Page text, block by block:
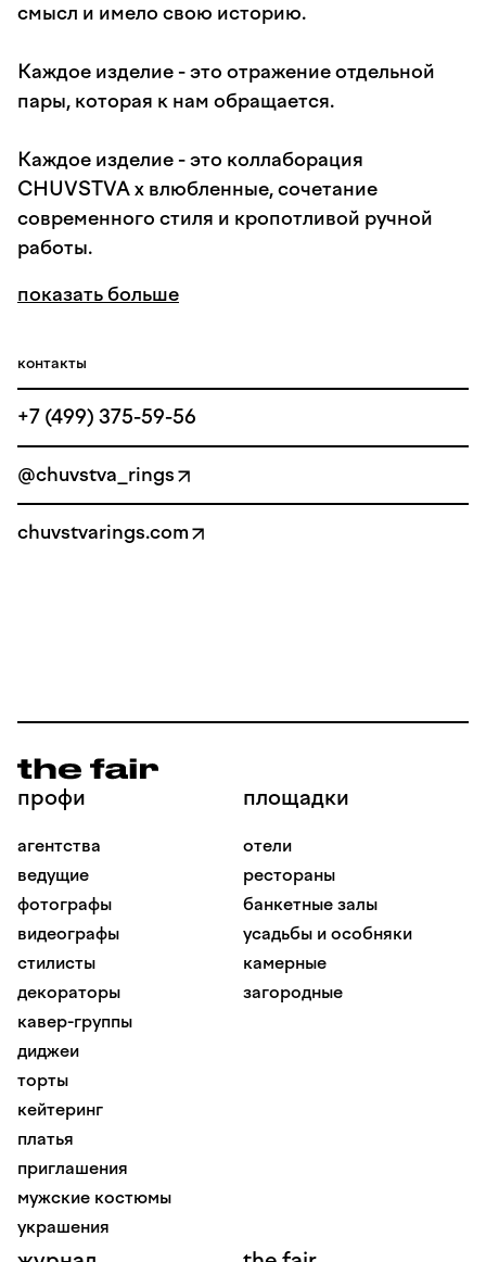
смысл и имело свою историю.
Каждое изделие - это отражение отдельной
пары, которая к нам обращается.
Каждое изделие - это коллаборация
CHUVSTVA x влюбленные, сочетание
современного стиля и кропотливой ручной
работы.
показать больше
контакты
+7 (499) 375-59-56
@chuvstva_rings
chuvstvarings.com
профи
агентства
ведущие
фотографы
видеографы
стилисты
декораторы
кавер-группы
диджеи
торты
кейтеринг
платья
приглашения
мужские костюмы
украшения
площадки
отели
рестораны
банкетные залы
усадьбы и особняки
камерные
загородные